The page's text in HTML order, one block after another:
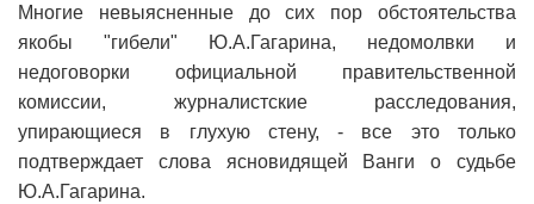
Многие невыясненные до сих пор обстоятельства
якобы "гибели" Ю.А.Гагарина, недомолвки и
недоговорки официальной правительственной
комиссии, журналистские расследования,
упирающиеся в глухую стену, - все это только
подтверждает слова ясновидящей Ванги о судьбе
Ю.А.Гагарина.